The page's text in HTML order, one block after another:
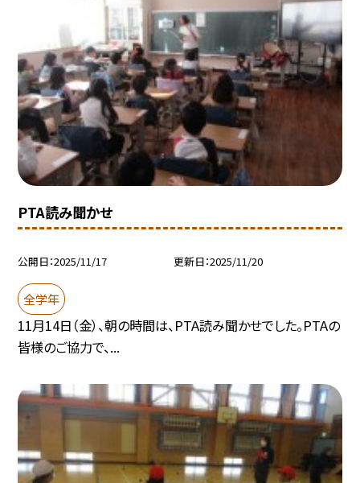
PTA読み聞かせ
公開日 2025/11/17 更新日 2025/11/20
全学年
11月14日（金）、朝の時間は、PTA読み聞かせでした。PTAの
皆様のご協力で、...